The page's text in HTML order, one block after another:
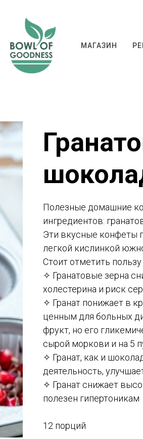
МАГАЗИН
Полезные домашние
ингредиентов:
Эти вкусные конфеты
легкой кислинкой
Стоит отметить
✧ Гранатовые зерна
холестерина и риск
✧ Гранат понижает в
ценным для больных
фрукт, но его
сырой моркови и на 5
✧ Гранат, как и
деятельность,
✧ Гранат снижает
полезен гипертоникам
12 порций